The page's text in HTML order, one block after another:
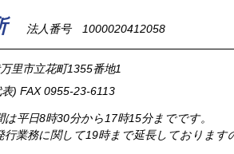
法人番号 1000020412058
里市立花町1355番地1
) FAX 0955-23-6113
は平日8時30分から17時15分までです。
行業務に関して19時まで延長しております